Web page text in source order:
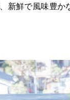
新鮮で風味豊か